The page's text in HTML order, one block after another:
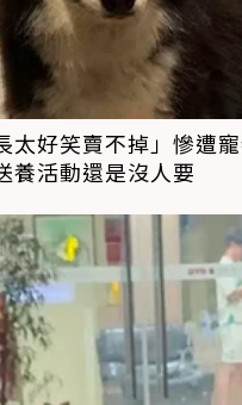
太好笑賣不掉」慘遭
養活動還是沒人要